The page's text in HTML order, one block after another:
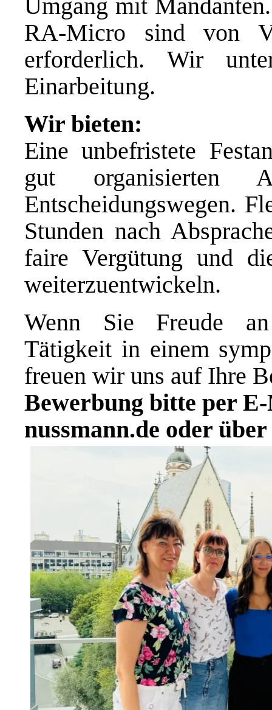
Umgang mit
RA-Micro sind von
erforderlich. Wir
Einarbeitung.
Wir bieten:
Eine unbefristete
gut organisierten
Entscheidungswegen.
Stunden nach
faire Vergütung und
weiterzuentwickeln.
Wenn Sie Freude an
Tätigkeit in einem
freuen wir uns auf Ihre
Bewerbung bitte per
nussmann.de oder